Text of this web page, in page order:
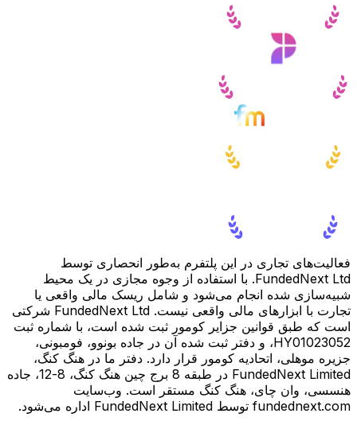
فعالیت‌های تجاری در این پلتفرم به‌طور انحصاری توسط
FundedNext Ltd. با استفاده از وجوه مجازی در یک محیط
شبیه‌سازی شده انجام می‌شود و شامل ریسک مالی واقعی یا
تجارت با ابزارهای مالی واقعی نیست. FundedNext Ltd شرکتی
است که طبق قوانین جزایر کومور ثبت شده است، با شماره ثبت
HY01023052، و دفتر ثبت شده آن در جاده بونوو، فومبونی،
جزیره موهلی، اتحادیه کومور قرار دارد. دفتر ما در هنگ کنگ،
FundedNext Limited در طبقه 8 برج چین هنگ کنگ، 8-12، جاده
هنسسی، وان چای، هنگ کنگ مستقر است. وب‌سایت
fundednext.com توسط FundedNext Limited اداره می‌شود.